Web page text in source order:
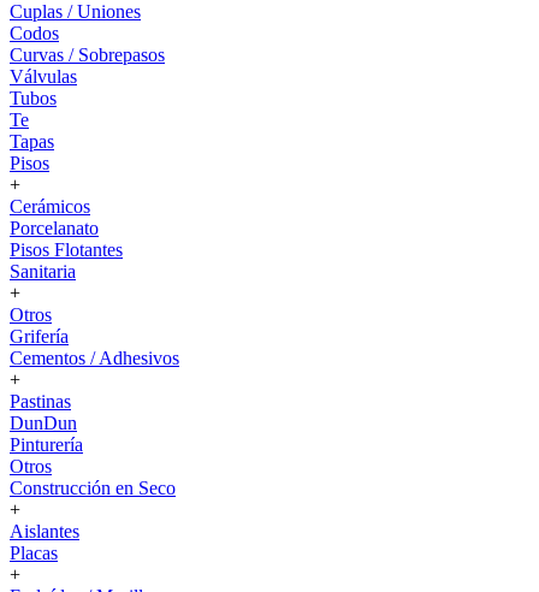
Cuplas / Uniones
Codos
Curvas / Sobrepasos
Válvulas
Tubos
Te
Tapas
Pisos
+
Cerámicos
Porcelanato
Pisos Flotantes
Sanitaria
+
Otros
Grifería
Cementos / Adhesivos
+
Pastinas
DunDun
Pinturería
Otros
Construcción en Seco
+
Aislantes
Placas
+